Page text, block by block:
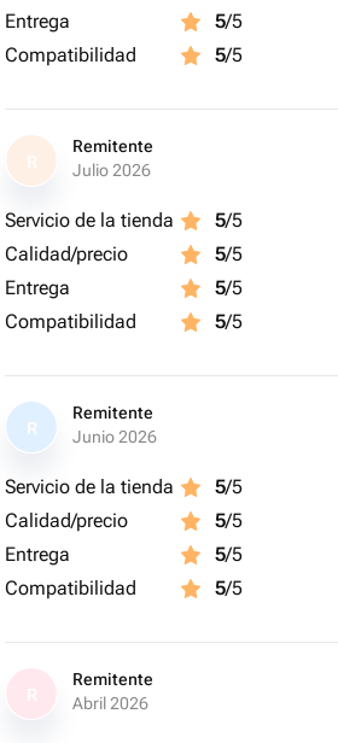
Entrega
5/5
Compatibilidad
5/5
R
Remitente
Julio 2026
Servicio de la tienda 5/5
Calidad/precio
5/5
Entrega
5/5
Compatibilidad
5/5
R
Remitente
Junio 2026
Servicio de la tienda 5/5
Calidad/precio
5/5
Entrega
5/5
Compatibilidad
5/5
Remitente
Abril 2026